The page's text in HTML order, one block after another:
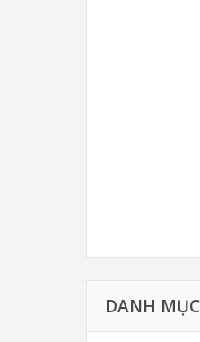
DANH